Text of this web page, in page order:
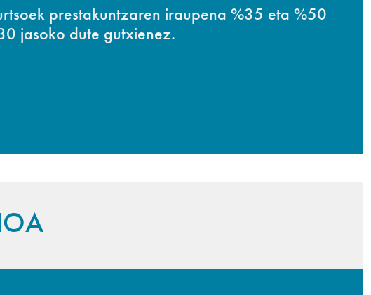
prestakuntzaren iraupena %35 eta %50
jasoko dute gutxienez.